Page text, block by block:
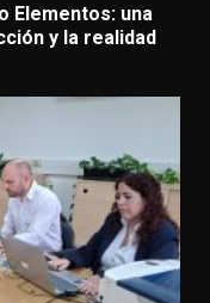
Elementos: una
y la realidad